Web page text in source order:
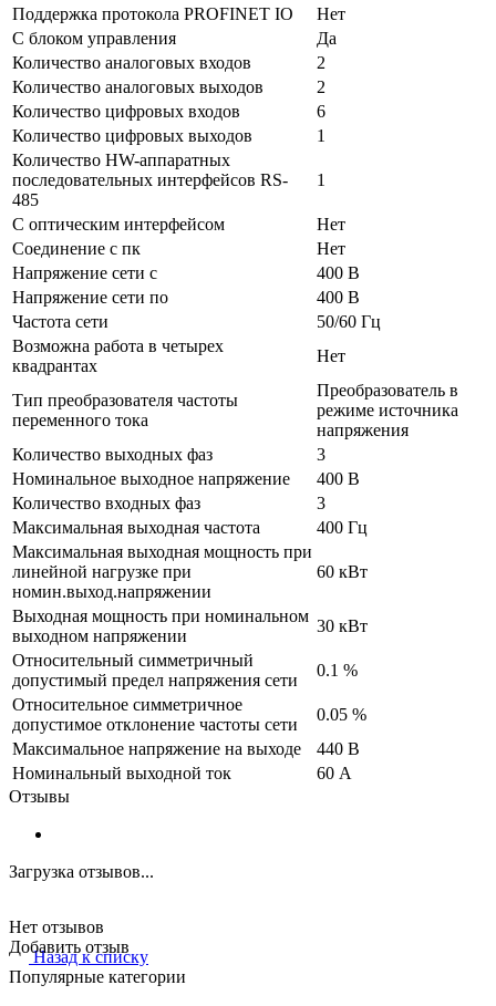
Поддержка протокола PROFINET IO
Нет
С блоком управления
Да
Количество аналоговых входов
2
Количество аналоговых выходов
2
Количество цифровых входов
6
Количество цифровых выходов
1
Количество HW-аппаратных
последовательных интерфейсов RS-
485
1
С оптическим интерфейсом
Нет
Соединение с пк
Нет
Напряжение сети с
400 В
Напряжение сети по
400 В
Частота сети
50/60 Гц
Возможна работа в четырех
квадрантах
Нет
Тип преобразователя частоты
переменного тока
Преобразователь в
режиме источника
напряжения
Количество выходных фаз
3
Номинальное выходное напряжение
400 В
Количество входных фаз
3
Максимальная выходная частота
400 Гц
Максимальная выходная мощность при
линейной нагрузке при
номин.выход.напряжении
60 кВт
Выходная мощность при номинальном
выходном напряжении
30 кВт
Относительный симметричный
допустимый предел напряжения сети
0.1 %
Относительное симметричное
допустимое отклонение частоты сети
0.05 %
Максимальное напряжение на выходе
440 В
Номинальный выходной ток
60 А
Отзывы
Загрузка отзывов...
Нет отзывов
Добавить отзыв
Назад к списку
Популярные категории